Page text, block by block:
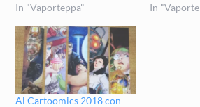
In "Vaporteppa"
In
Al Cartoomics 2018 con